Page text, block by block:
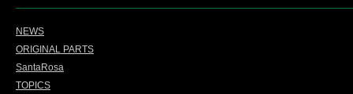
NEWS
ORIGINAL PARTS
SantaRosa
TOPICS